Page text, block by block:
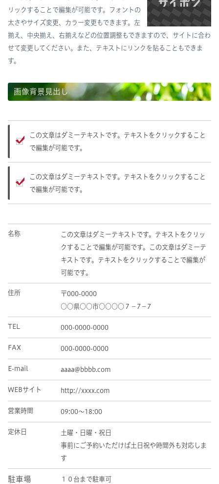
リックすることで編集が可能です。フォントの
太さやサイズ変更、カラー変更もできます。左
揃え、中央揃え、右揃えなどの位置調整もできますので、サイトに合わ
せて変更してください。また、テキストにリンクを貼ることもできま
す。
画像背景見出し
この文章はダミーテキストです。テキストをクリックすること
で編集が可能です。
この文章はダミーテキストです。テキストをクリックすること
で編集が可能です。
名称
この文章はダミーテキストです。テキストをクリッ
クすることで編集が可能です。この文章はダミーテ
キストです。テキストをクリックすることで編集が
可能です。
住所
〒000-0000
○○県○○市○○○○７－7－7
TEL 000-0000-0000
FAX 000-0000-0000
E-mail aaaa@bbbb.com
WEBサイト http://xxxx.com
営業時間 09:00～18:00
定休日
土曜・日曜・祝日
事前にご予約いただけば土日祝や時間外も対応しま
す
駐車場 １０台まで駐車可